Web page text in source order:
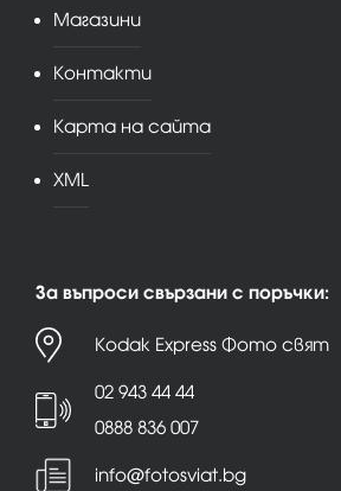
Магазини
Контакти
Карта на сайта
XML
За въпроси свързани с поръчки:
Kodak Express Фото свят
02 943 44 44
0888 836 007
info@fotosviat.bg